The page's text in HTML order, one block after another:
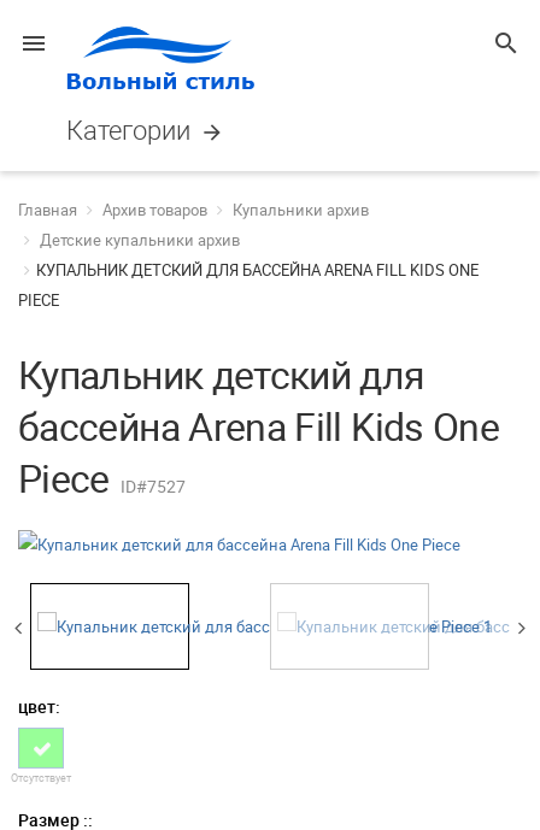
menu search
Категории arrow_forward
Главная Архив товаров
Купальники архив
Детские купальники архив
КУПАЛЬНИК ДЕТСКИЙ ДЛЯ БАССЕЙНА ARENA FILL KIDS ONE
PIECE
Купальник детский для
бассейна Arena Fill Kids One
Piece ID#7527
цвет:
Отсутствует
Размер ::